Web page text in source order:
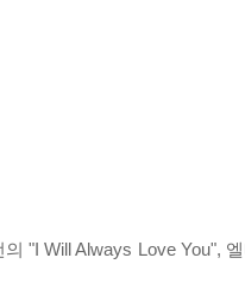
"I Will Always Love You",